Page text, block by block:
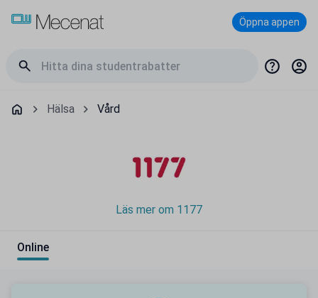
Öppna appen
Hälsa Vård
Läs mer om 1177
Online